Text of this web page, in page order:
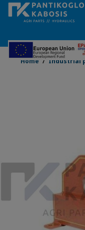
Home / Industrial